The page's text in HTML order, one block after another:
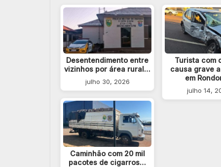
Desentendimento entre
vizinhos por área rural…
julho 30, 2026
Caminhão com 20 mil
pacotes de cigarros…
Turista com
causa grave
em
julho 14,